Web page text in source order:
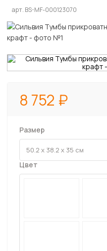
арт. BS-MF-000123070
8 752
Размер
Цвет